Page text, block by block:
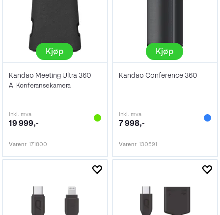
Kjøp
Kandao Meeting Ultra 360
AI Konferansekamera
inkl. mva
19 999,-
Varenr 171800
Kjøp
Kandao Conference 360
inkl. mva
7 998,-
Varenr 130591